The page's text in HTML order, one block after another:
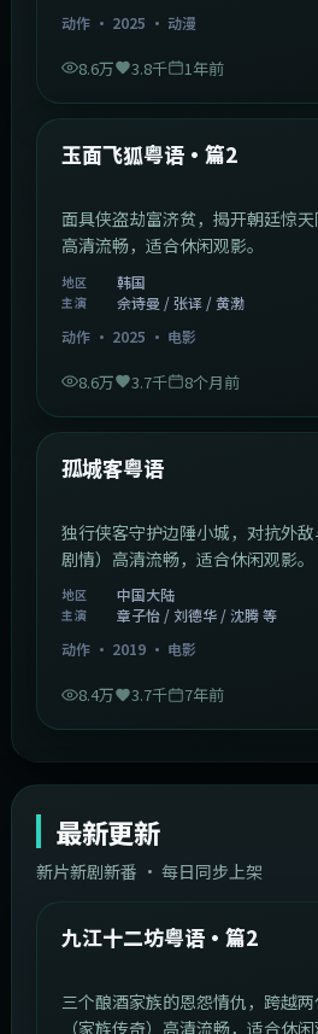
动作· 2025 · 动漫
8.6万 3.8千 1年前
热门
玉面飞狐粤语·篇2
面具侠盗劫富济贫，揭开朝廷惊天
高清流畅，适合休闲观影。
地区 韩国
主演
佘诗曼 / 张译 / 黄渤
动作· 2025 · 电影
8.6万 3.7千 8个月前
热门
孤城客粤语
独行侠客守护边陲小城，对抗外
剧情）高清流畅，适合休闲观影。
地区 中国大陆
主演
章子怡 / 刘德华 / 沈腾 等
动作· 2019· 电影
8.4万 3.7千 7年前
最新更新
新片新剧新番 · 每日同步上架
最新
中国大陆
九江十二坊粤语·篇2
三个酿酒家族的恩怨情仇，跨越两
（家族传奇）高清流畅，适合休闲